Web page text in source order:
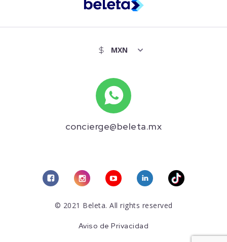
concierge@beleta.mx
© 2021 Beleta. All rights reserved
Aviso de Privacidad